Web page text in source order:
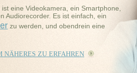
eine Videokamera, ein Smartphone,
Audiorecorder. Es ist einfach, ein
zu werden, und obendrein eine
ZU ERFAHREN